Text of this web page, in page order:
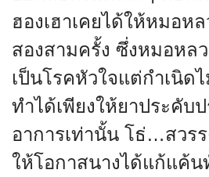
ฮองเฮาเคยได้ให้หมอห
สองสามครั้ง ซึ่งหมอหล
เป็นโรคหัวใจแต่กำเนิด
ทำได้เพียงให้ยาประคับ
อาการเท่านั้น โธ่…สวร
ให้โอกาสนางได้แก้แค้น